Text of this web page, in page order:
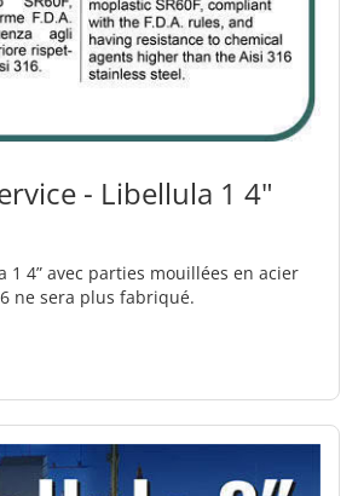
- Libellula 1 4"
1 4” avec parties mouillées en acier
ne sera plus fabriqué.